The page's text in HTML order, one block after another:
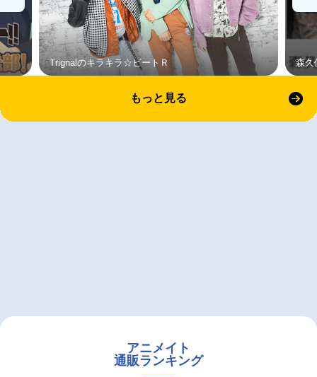
Trignalのキラキラ☆ビートＲ 森久
もっと見る
アニメイト
通販ランキング